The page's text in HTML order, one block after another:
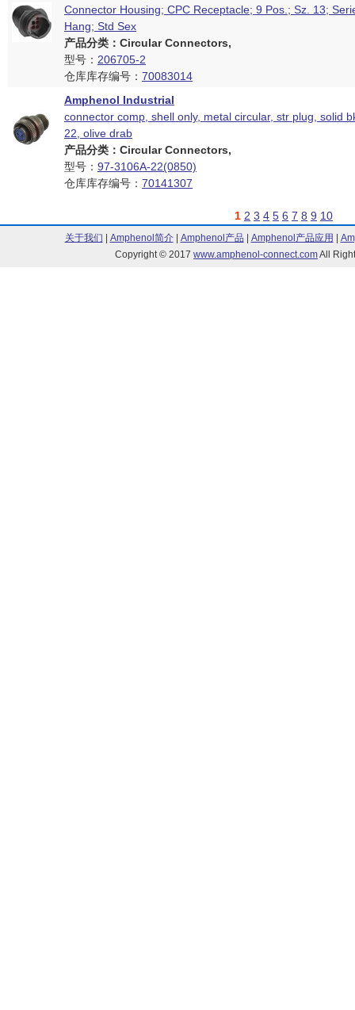
Connector Housing; CPC Receptacle; 9 Pos.; Sz. 13;
Hang; Std Sex
产品分类：Circular Connectors,
型号： 206705-2
仓库库存编号： 70083014
Amphenol Industrial
connector comp, shell only, metal circular, str plug, solid
22, olive drab
产品分类：Circular Connectors,
型号： 97-3106A-22(0850)
仓库库存编号： 70141307
1 2 3 4 5 6 7 8 9 10
关于我们 Amphenol简介| Amphenol产品 Amphenol产品应用
Copyright © 2017 www.amphenol-connect.comAll